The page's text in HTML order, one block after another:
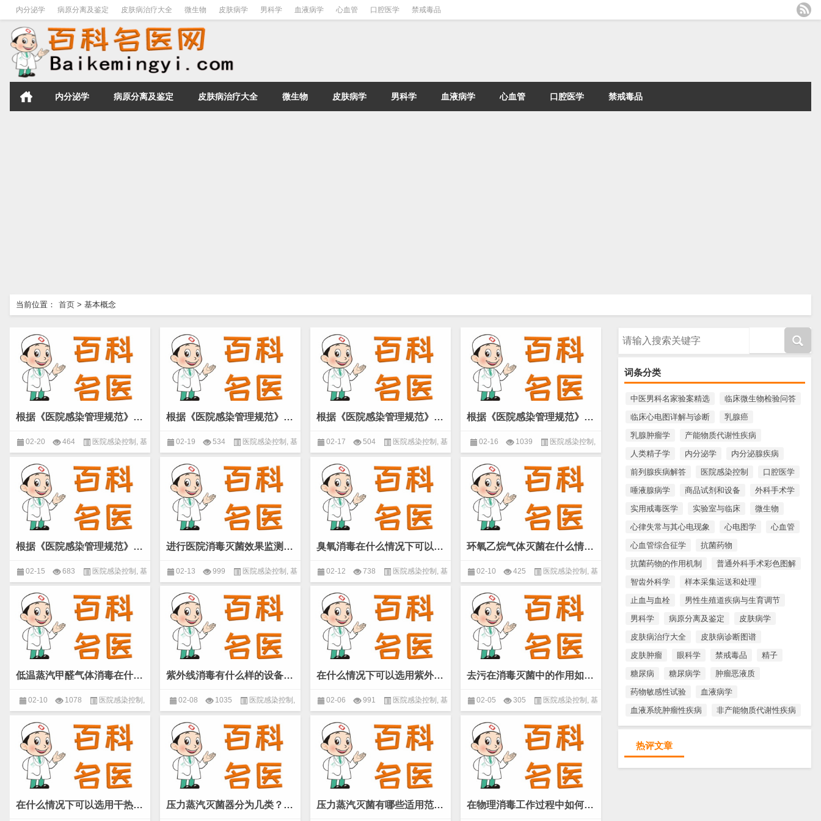
内分泌学 病原分离及鉴定 皮肤病治疗大全 微生物 皮肤病学 男科学 血液病学 心血管 口腔医学 禁戒毒品
内分泌学 病原分离及鉴定 皮肤病治疗大全 微生物 皮肤病学 男科学 血液病学 心血管 口腔医学 禁戒毒品
当前位置： 首页 > 基本概念
词条分类
中医男科名家验案精选
临床微生物检验问答
临床心电图详解与诊断
乳腺癌
乳腺肿瘤学
产能物质代谢性疾病
人类精子学
内分泌学
内分泌腺疾病
前列腺疾病解答
医院感染控制
口腔医学
唾液腺病学
商品试剂和设备
外科手术学
实用戒毒医学
实验室与临床
微生物
心律失常与其心电现象
心电图学
心血管
心血管综合征学
抗菌药物
抗菌药物的作用机制
普通外科手术彩色图解
智齿外科学
样本采集运送和处理
止血与血栓
男性生殖道疾病与生育调节
男科学
病原分离及鉴定
皮肤病学
皮肤病治疗大全
皮肤病诊断图谱
皮肤肿瘤
眼科学 禁戒毒品
精子
糖尿病
糖尿病学
肿瘤恶液质
药物敏感性试验
血液病学
血液系统肿瘤性疾病
非产能物质代谢性疾病
热评文章
根据《医院感染管理规范》需要其他时间进行的监测项目有哪些？(微生物 基本概念)
02-20 464 医院感染控制 , 基
根据《医院感染管理规范》需要每季进行的监测项目有哪些？(微生物 基本概念)
02-19 534 医院感染控制 , 基
根据《医院感染管理规范》需要每月甚至每周进行的监测项目有哪些？(微生物 基本概念)
02-17 504 医院感染控制 , 基
根据《医院感染管理规范》需要每周进行的监测项目有哪些？(微生物 基本概念)
02-16 1039 医院感染控制 ,
根据《医院感染管理规范》需要每日进行的监测项目有哪些？(微生物 基本概念)
02-15 683 医院感染控制 基
进行医院消毒灭菌效果监测的相关规范主要有哪些？(微生物 基本概念)
02-13 999 医院感染控制 基
臭氧消毒在什么情况下可以选用？(微生物 基本概念)
02-12 738 医院感染控制 基
环氧乙烷气体灭菌在什么情况下可以选用？(微生物 基本概念)
02-10 425 医院感染控制 基
低温蒸汽甲醛气体消毒在什么情况下可以选用？(微生物 基本概念)
02-10 1078 医院感染控制 ,
紫外线消毒有什么样的设备？(微生物 基本概念)
02-08 1035 医院感染控制 ,
在什么情况下可以选用紫外线消毒？(微生物 基本概念)
02-06 991 医院感染控制 , 基
去污在消毒灭菌中的作用如何？(微生物 基本概念)
02-05 305 医院感染控制 , 基
在什么情况下可以选用干热灭菌？(微生物 基本概念) 压力蒸汽灭菌器分为几类？(微生物 基本概念) 压力蒸汽灭菌有哪些适用范围？(微生物 基本概念) 在物理消毒工作过程中如何做好个人防护？(微生物 基本概念)